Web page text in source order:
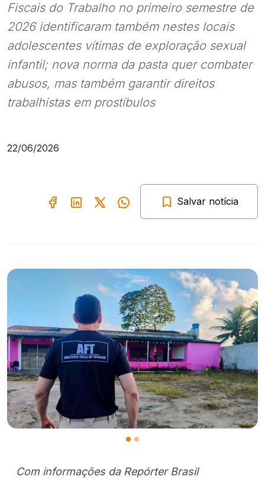
Fiscais do Trabalho no primeiro semestre de
2026 identificaram também nestes locais
adolescentes vítimas de exploração sexual
infantil; nova norma da pasta quer combater
abusos, mas também garantir direitos
trabalhistas em prostíbulos
22/06/2026
Salvar notícia
Com informações da Repórter Brasil